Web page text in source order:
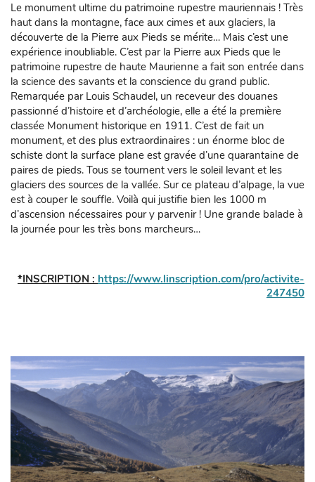
Le monument ultime du patrimoine rupestre mauriennais ! Très
haut dans la montagne, face aux cimes et aux glaciers, la
découverte de la Pierre aux Pieds se mérite… Mais c’est une
expérience inoubliable. C’est par la Pierre aux Pieds que le
patrimoine rupestre de haute Maurienne a fait son entrée dans
la science des savants et la conscience du grand public.
Remarquée par Louis Schaudel, un receveur des douanes
passionné d’histoire et d’archéologie, elle a été la première
classée Monument historique en 1911. C’est de fait un
monument, et des plus extraordinaires : un énorme bloc de
schiste dont la surface plane est gravée d’une quarantaine de
paires de pieds. Tous se tournent vers le soleil levant et les
glaciers des sources de la vallée. Sur ce plateau d’alpage, la vue
est à couper le souffle. Voilà qui justifie bien les 1000 m
d’ascension nécessaires pour y parvenir ! Une grande balade à
la journée pour les très bons marcheurs…
*INSCRIPTION : https://www.linscription.com/pro/activite-
247450